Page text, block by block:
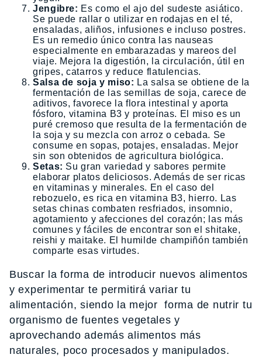
Jengibre: Es como el ajo del sudeste asiático.
Se puede rallar o utilizar en rodajas en el té,
ensaladas, aliños, infusiones e incluso postres.
Es un remedio único contra las nauseas
especialmente en embarazadas y mareos del
viaje. Mejora la digestión, la circulación, útil en
gripes, catarros y reduce flatulencias.
Salsa de soja y miso: La salsa se obtiene de la
fermentación de las semillas de soja, carece de
aditivos, favorece la flora intestinal y aporta
fósforo, vitamina B3 y proteínas. El miso es un
puré cremoso que resulta de la fermentación de
la soja y su mezcla con arroz o cebada. Se
consume en sopas, potajes, ensaladas. Mejor
sin son obtenidos de agricultura biológica.
Setas: Su gran variedad y sabores permite
elaborar platos deliciosos. Además de ser ricas
en vitaminas y minerales. En el caso del
rebozuelo, es rica en vitamina B3, hierro. Las
setas chinas combaten resfriados, insomnio,
agotamiento y afecciones del corazón; las más
comunes y fáciles de encontrar son el shitake,
reishi y maitake. El humilde champiñón también
comparte esas virtudes.
Buscar la forma de introducir nuevos alimentos
y experimentar te permitirá variar tu
alimentación, siendo la mejor forma de nutrir tu
organismo de fuentes vegetales y
aprovechando además alimentos más
naturales, poco procesados y manipulados.